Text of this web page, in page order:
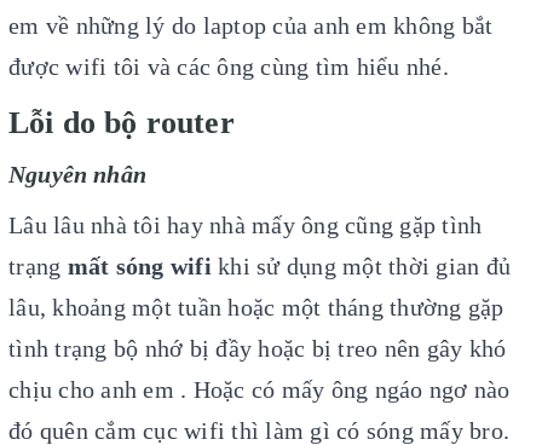
em về những lý do laptop của anh em không bắt
được wifi tôi và các ông cùng tìm hiểu nhé.
Lỗi do bộ router
Nguyên nhân
Lâu lâu nhà tôi hay nhà mấy ông cũng gặp tình
trạng mất sóng wifi khi sử dụng một thời gian đủ
lâu, khoảng một tuần hoặc một tháng thường gặp
tình trạng bộ nhớ bị đầy hoặc bị treo nên gây khó
chịu cho anh em . Hoặc có mấy ông ngáo ngơ nào
đó quên cắm cục wifi thì làm gì có sóng mấy bro.